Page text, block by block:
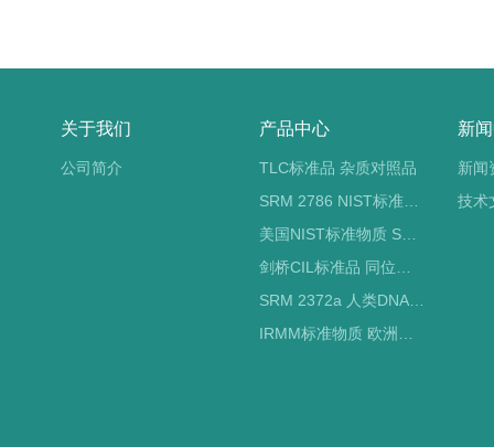
关于我们
公司简介
产品中心
TLC标准品 杂质对照品
SRM 2786 NIST标准物质 PM2.5标准品
美国NIST标准物质 SRM标准品
SRM 2372a 人类DNA定量标准品 NIST标准物质
新
新闻
技术